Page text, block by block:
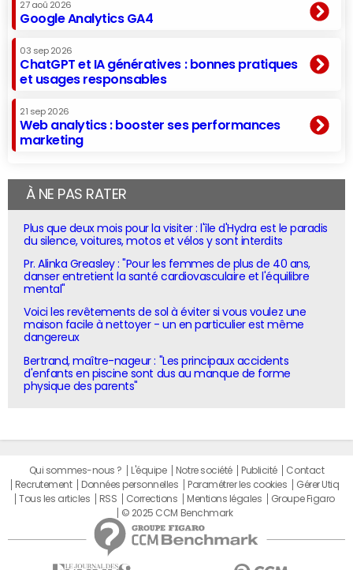
27 aoû 2026
Google Analytics GA4
03 sep 2026
ChatGPT et IA génératives : bonnes pratiques
et usages responsables
21 sep 2026
Web analytics : booster ses performances
marketing
À NE PAS RATER
Plus que deux mois pour la visiter : l'île d'Hydra est le paradis
du silence, voitures, motos et vélos y sont interdits
Pr. Alinka Greasley : "Pour les femmes de plus de 40 ans,
danser entretient la santé cardiovasculaire et l'équilibre
mental"
Voici les revêtements de sol à éviter si vous voulez une
maison facile à nettoyer - un en particulier est même
dangereux
Bertrand, maître-nageur : "Les principaux accidents
d'enfants en piscine sont dus au manque de forme
physique des parents"
Qui sommes-nous ? L'équipe Notre société Publicité
Contact
Recrutement
Données personnelles Paramétrer les cookies
Gérer Utiq
Tous les articles
RSS Corrections Mentions légales
Groupe Figaro
© 2025 CCM Benchmark